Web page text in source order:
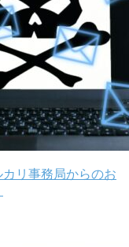
カリ事務局からのお